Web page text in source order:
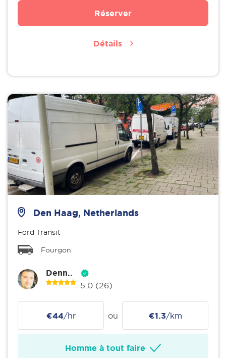
Réserver
Détails
Den Haag, Netherlands
Ford Transit
Fourgon
Denn..
5.0 (26)
€44/hr ou €1.3/km
Homme à tout faire